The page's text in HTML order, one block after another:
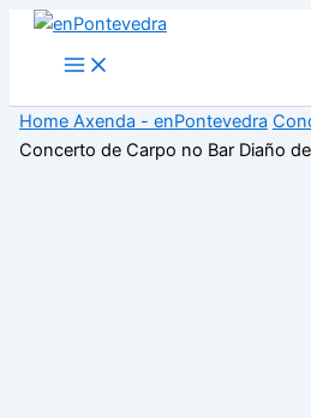
Main
Menu
Home Axenda - enPontevedra
Concerto de Carpo no Bar Diaño